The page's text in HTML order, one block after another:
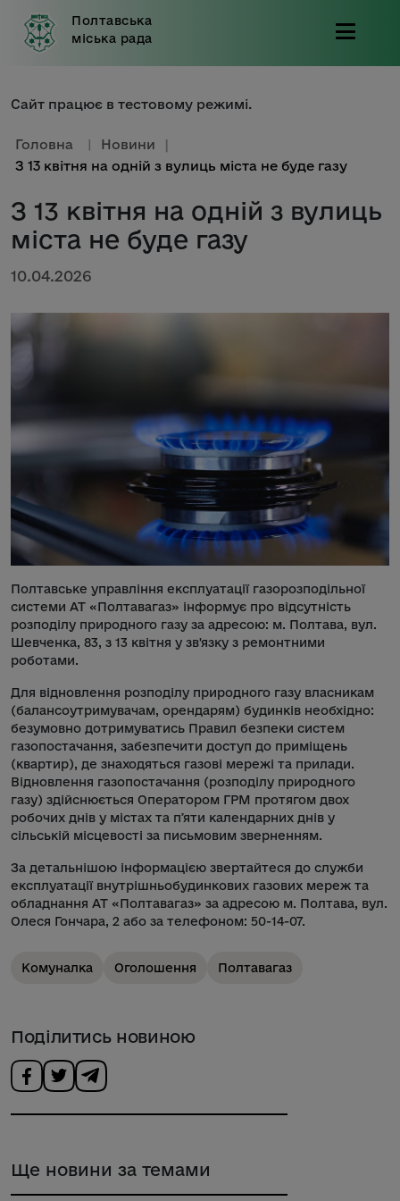
Полтавська
міська рада
Сайт працює в тестовому режимі.
Головна | Новини |
З 13 квітня на одній з вулиць міста не буде газу
З 13 квітня на одній з вулиць
міста не буде газу
10.04.2026
Полтавське управління експлуатації газорозподільної
системи АТ «Полтавагаз» інформує про відсутність
розподілу природного газу за адресою: м. Полтава, вул.
Шевченка, 83, з 13 квітня у зв'язку з ремонтними
роботами.
Для відновлення розподілу природного газу власникам
(балансоутримувачам, орендарям) будинків необхідно:
безумовно дотримуватись Правил безпеки систем
газопостачання, забезпечити доступ до приміщень
(квартир), де знаходяться газові мережі та прилади.
Відновлення газопостачання (розподілу природного
газу) здійснюється Оператором ГРМ протягом двох
робочих днів у містах та пʼяти календарних днів у
сільській місцевості за письмовим зверненням.
За детальнішою інформацією звертайтеся до служби
експлуатації внутрішньобудинкових газових мереж та
обладнання АТ «Полтавагаз» за адресою м. Полтава, вул.
Олеся Гончара, 2 або за телефоном: 50-14-07.
Комуналка Оголошення Полтавагаз
Поділитись новиною
Ще новини за темами